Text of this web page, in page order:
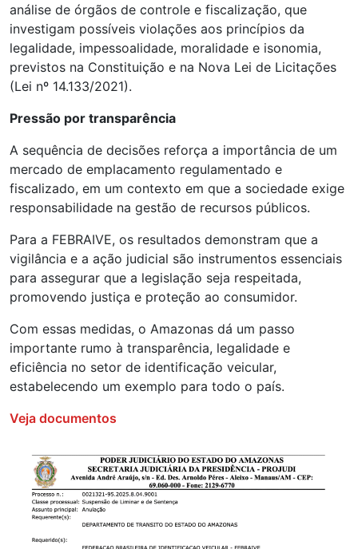
análise de órgãos de controle e fiscalização, que
investigam possíveis violações aos princípios da
legalidade, impessoalidade, moralidade e isonomia,
previstos na Constituição e na Nova Lei de Licitações
(Lei nº 14.133/2021).
Pressão por transparência
A sequência de decisões reforça a importância de um
mercado de emplacamento regulamentado e
fiscalizado, em um contexto em que a sociedade exige
responsabilidade na gestão de recursos públicos.
Para a FEBRAIVE, os resultados demonstram que a
vigilância e a ação judicial são instrumentos essenciais
para assegurar que a legislação seja respeitada,
promovendo justiça e proteção ao consumidor.
Com essas medidas, o Amazonas dá um passo
importante rumo à transparência, legalidade e
eficiência no setor de identificação veicular,
estabelecendo um exemplo para todo o país.
Veja documentos